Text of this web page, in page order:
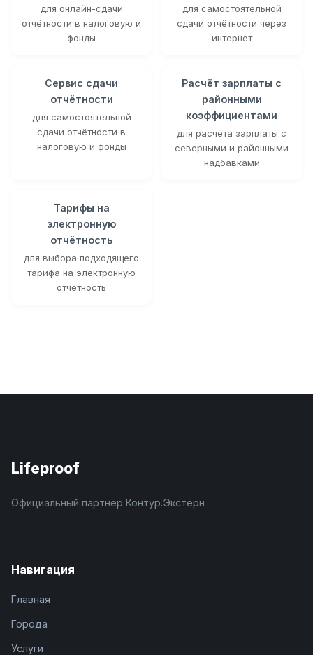
для онлайн-сдачи
отчётности в налоговую и
фонды
для самостоятельной
сдачи отчётности через
интернет
Сервис сдачи
отчётности
для самостоятельной
сдачи отчётности в
налоговую и фонды
Расчёт зарплаты с
районными
коэффициентами
для расчёта зарплаты с
северными и районными
надбавками
Тарифы на
электронную
отчётность
для выбора подходящего
тарифа на электронную
отчётность
Lifeproof
Официальный партнёр Контур.Экстерн
Навигация
Главная
Города
Услуги